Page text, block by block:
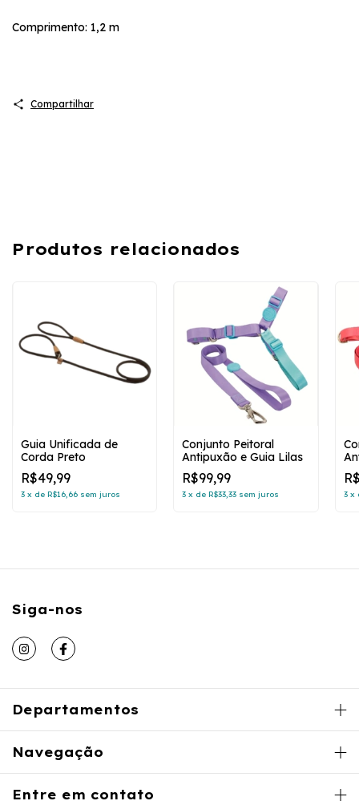
Comprimento: 1,2 m
Compartilhar
Produtos relacionados
Guia Unificada de
Corda Preto
R$49,99
3 x de R$16,66 sem juros
Conjunto Peitoral
Antipuxão e Guia Lilas
R$99,99
3 x deR$33,33 sem juros 3 x
Siga-nos
Departamentos
Navegação
Entre em contato